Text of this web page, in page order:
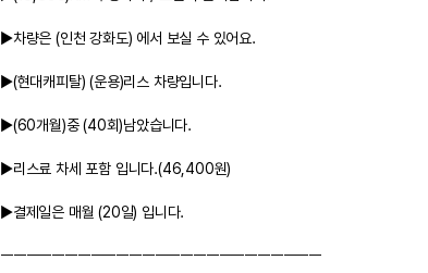
▶차량은 (인천 강화도) 에서 보실 수 있어요.
▶(현대캐피탈) (운용)리스 차량입니다.
▶(60개월)중 (40회)남았습니다.
▶리스료 차세 포함 입니다.(46,400원)
▶결제일은 매월 (20일) 입니다.
ㅡㅡㅡㅡㅡㅡㅡㅡㅡㅡㅡㅡㅡㅡㅡㅡㅡㅡㅡㅡㅡㅡㅡㅡㅡ